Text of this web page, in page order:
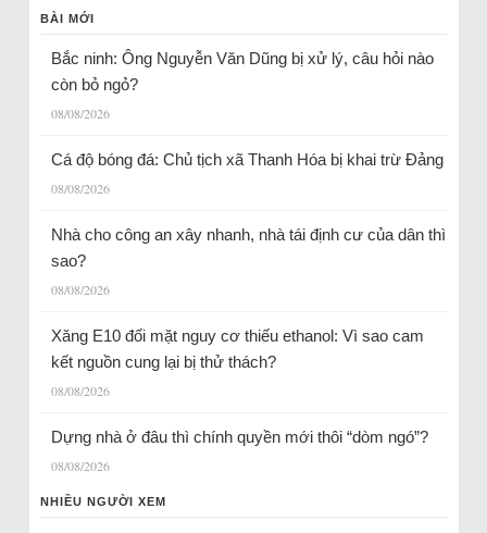
BÀI MỚI
Bắc ninh: Ông Nguyễn Văn Dũng bị xử lý, câu hỏi nào
còn bỏ ngỏ?
08/08/2026
Cá độ bóng đá: Chủ tịch xã Thanh Hóa bị khai trừ Đảng
08/08/2026
Nhà cho công an xây nhanh, nhà tái định cư của dân thì
sao?
08/08/2026
Xăng E10 đối mặt nguy cơ thiếu ethanol: Vì sao cam
kết nguồn cung lại bị thử thách?
08/08/2026
Dựng nhà ở đâu thì chính quyền mới thôi “dòm ngó”?
08/08/2026
NHIỀU NGƯỜI XEM